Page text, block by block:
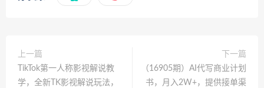
上一篇
TikTok第一人称影视解说教
学，全新TK影视解说玩法，
下一篇
（16905期）AI代写商业计划
书，月入2W+，提供接单渠